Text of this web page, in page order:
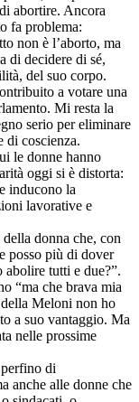
abortire. Ancora
fa problema:
non è l’aborto, ma
di decidere di sé,
del suo corpo.
a votare una
Mi resta la
serio per eliminare
di coscienza.
le donne hanno
oggi si è distorta:
inducono la
lavorative e
donna che, con
posso più di dover
tutti e due?”.
“ma che brava mia
Meloni non ho
a suo vantaggio. Ma
nelle prossime
di
anche alle donne che